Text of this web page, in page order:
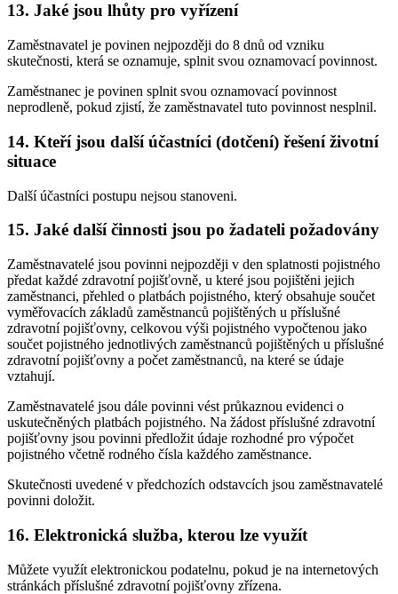
13. Jaké jsou lhůty pro vyřízení
Zaměstnavatel je povinen nejpozději do 8 dnů od vzniku
skutečnosti, která se oznamuje, splnit svou oznamovací povinnost.
Zaměstnanec je povinen splnit svou oznamovací povinnost
neprodleně, pokud zjistí, že zaměstnavatel tuto povinnost nesplnil.
14. Kteří jsou další účastníci (dotčení) řešení životní
situace
Další účastníci postupu nejsou stanoveni.
15. Jaké další činnosti jsou po žadateli požadovány
Zaměstnavatelé jsou povinni nejpozději v den splatnosti pojistného
předat každé zdravotní pojišťovně, u které jsou pojištěni jejich
zaměstnanci, přehled o platbách pojistného, který obsahuje součet
vyměřovacích základů zaměstnanců pojištěných u příslušné
zdravotní pojišťovny, celkovou výši pojistného vypočtenou jako
součet pojistného jednotlivých zaměstnanců pojištěných u příslušné
zdravotní pojišťovny a počet zaměstnanců, na které se údaje
vztahují.
Zaměstnavatelé jsou dále povinni vést průkaznou evidenci o
uskutečněných platbách pojistného. Na žádost příslušné zdravotní
pojišťovny jsou povinni předložit údaje rozhodné pro výpočet
pojistného včetně rodného čísla každého zaměstnance.
Skutečnosti uvedené v předchozích odstavcích jsou zaměstnavatelé
povinni doložit.
16. Elektronická služba, kterou lze využít
Můžete využít elektronickou podatelnu, pokud je na internetových
stránkách příslušné zdravotní pojišťovny zřízena.